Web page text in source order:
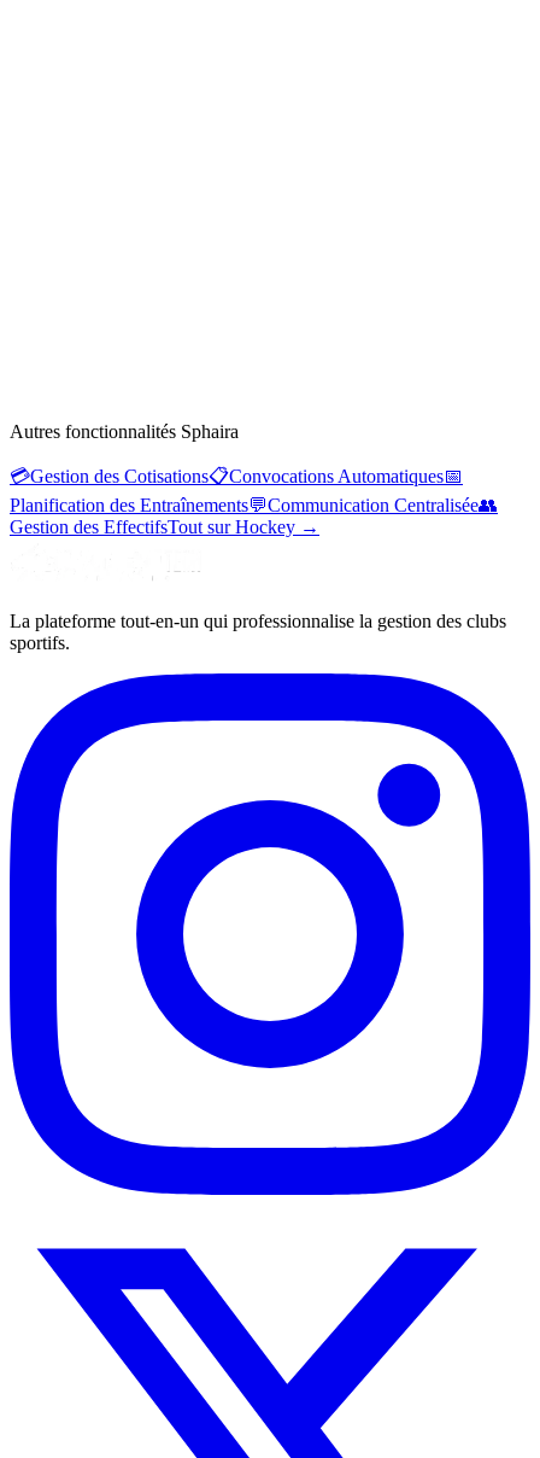
Autres fonctionnalités Sphaira
💳Gestion des Cotisations📋Convocations Automatiques📅
Planification des Entraînements💬Communication Centralisée👥
Gestion des EffectifsTout sur Hockey →
La plateforme tout-en-un qui professionnalise la gestion des clubs
sportifs.